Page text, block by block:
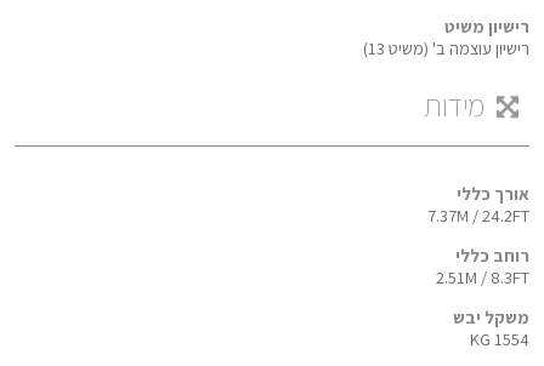
רישיון משיט
רישיון עוצמה ב' (משיט 13)
מידות
אורך כללי
7.37M / 24.2FT
רוחב כללי
2.51M / 8.3FT
משקל יבש
1554 KG